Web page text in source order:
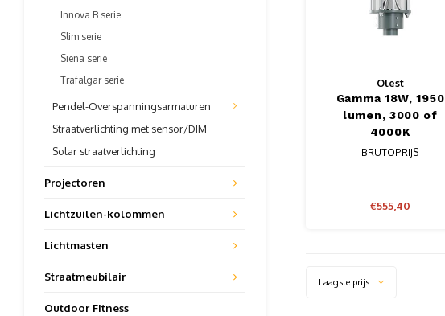
Innova B serie
Slim serie
Siena serie
Trafalgar serie
Pendel-Overspanningsarmaturen
Straatverlichting met sensor/DIM
Solar straatverlichting
Projectoren
Lichtzuilen-kolommen
Lichtmasten
Straatmeubilair
Outdoor Fitness
Olest
Gamma 18W, 1950
lumen, 3000 of
4000K
BRUTOPRIJS
€555,40
Laagste prijs